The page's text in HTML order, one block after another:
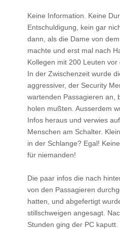
Keine Information. Keine
Entschuldigung, kein gar
dann, als die Dame von
machte und erst mal nach
Kollegen mit 200 Leuten vor
In der Zwischenzeit wurde
aggressiver, der Security
wartenden Passagieren an,
holen mußten. Ausserdem
Infos heraus und verwies
Menschen am Schalter.
in der Schlange? Egal!
für niemanden!
Die paar infos die nach
von den Passagieren
hatten, und abgefertigt
stillschweigen angesagt.
Stunden ging der PC